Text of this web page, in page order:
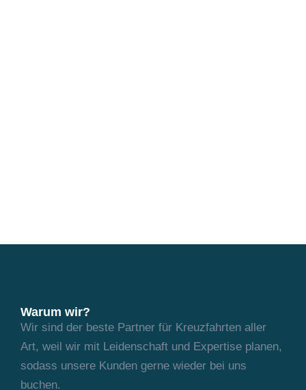
Warum wir?
Wir sind der beste Partner für Kreuzfahrten aller
Art, weil wir mit Leidenschaft und Expertise planen,
sodass unsere Kunden gerne wieder bei uns
buchen.